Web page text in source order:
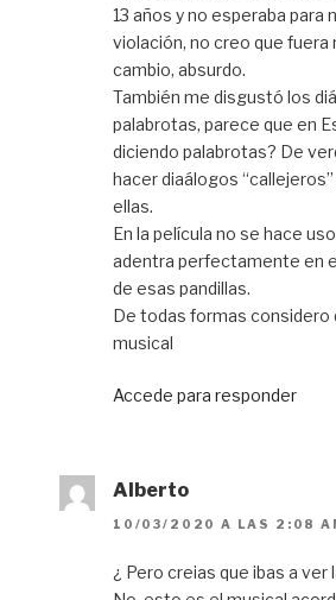
13 años y no esperaba para
violación, no creo que fuera
cambio, absurdo.
También me disgustó los
palabrotas, parece que en
diciendo palabrotas? De
hacer diaálogos
ellas.
En la película no se hace
adentra perfectamente en
de esas pandillas.
De todas formas considero
musical
Accede para responder
Alberto
10/03/2020 A LAS 2:08
¿ Pero creias que ibas a ver